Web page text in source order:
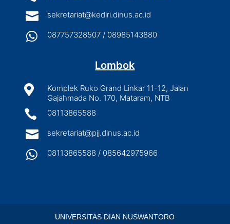
 sekretariat@kediri.dinus.ac.id
 087757328507 / 08985143880
Lombok

Komplek Ruko Grand Linkar 11-12, Jalan
Gajahmada No. 170, Mataram, NTB
 08113865588
 sekretariat@pjj.dinus.ac.id
 08113865588 / 085642975966
UNIVERSITAS DIAN NUSWANTORO